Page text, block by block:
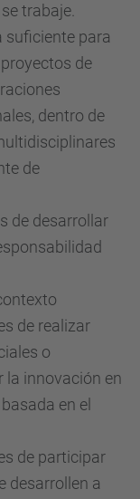
trabaje.
suficiente para
de
dentro de
de
de desarrollar
de realizar
o
la innovación en
en el
de participar
desarrollen a